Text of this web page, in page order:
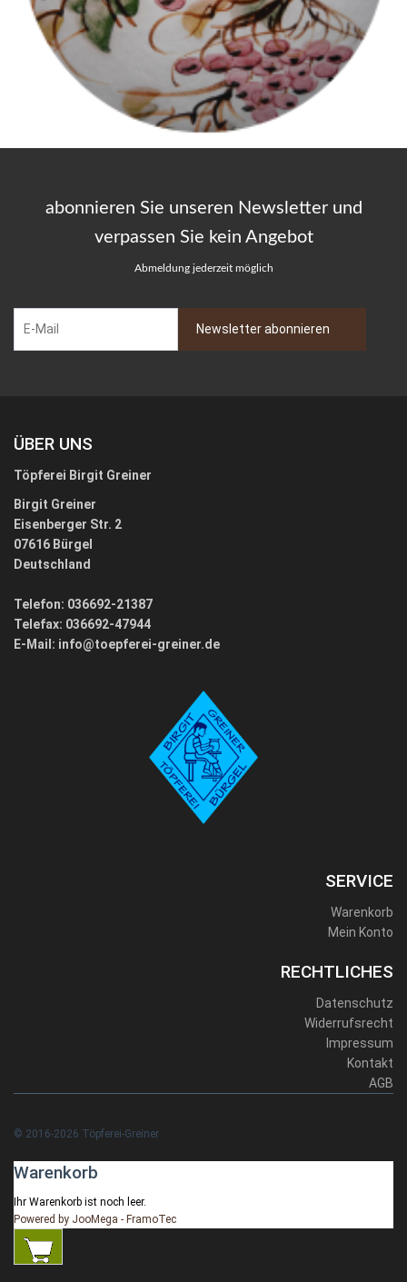
abonnieren Sie unseren Newsletter und
verpassen Sie kein Angebot
Abmeldung jederzeit möglich
ÜBER UNS
Töpferei Birgit Greiner
Birgit Greiner
Eisenberger Str. 2
07616 Bürgel
Deutschland
Telefon: 036692-21387
Telefax: 036692-47944
E-Mail: info@toepferei-greiner.de
SERVICE
Warenkorb
Mein Konto
RECHTLICHES
Datenschutz
Widerrufsrecht
Impressum
Kontakt
AGB
© 2016-2026 Töpferei-Greiner
Warenkorb
Ihr Warenkorb ist noch leer.
Powered by JooMega - FramoTec